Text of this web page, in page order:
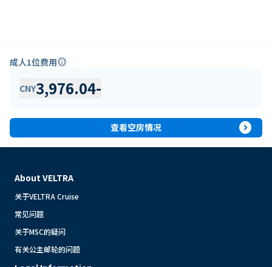
成人1位费用info
CNY3,976.04-
查看空房情况 expand_circle_right
About VELTRA
关于VELTRA Cruise
常见问题
关于MSC的疑问
有关公主邮轮的问题